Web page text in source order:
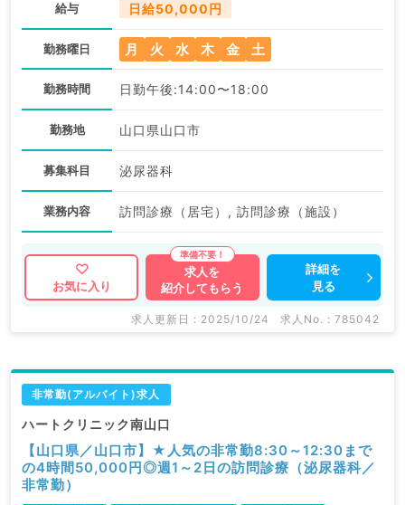
給与 日給50,000円
勤務曜日 月 火 水 木 金 土
勤務時間 日勤午後:14:00〜18:00
勤務地 山口県山口市
募集科目 泌尿器科
業務内容 訪問診療（居宅）, 訪問診療（施設）
お気に入り
求人を
紹介してもらう
詳細を
見る
求人更新日 : 2025/10/24 求人No. : 785042
非常勤(アルバイト)求人
ハートクリニック南山口
【山口県／山口市】★人気の非常勤8:30～12:30まで
の4時間50,000円◎週1～2日の訪問診療（泌尿器科／
非常勤）